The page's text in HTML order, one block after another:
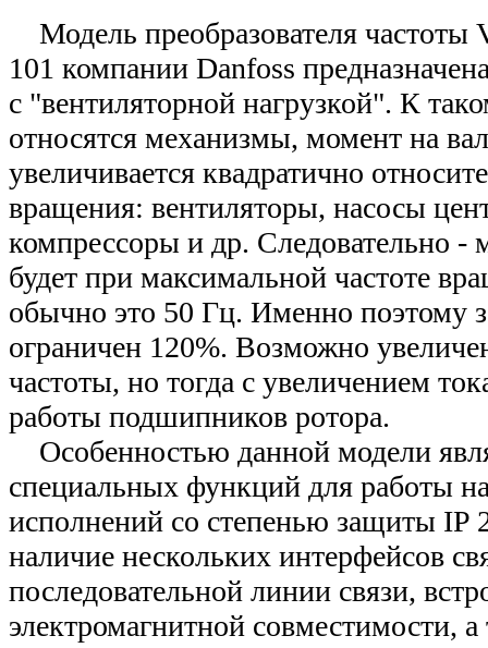
Модель преобразователя
101 компании Danfoss
с "вентиляторной нагрузкой". К
относятся механизмы, момент на
увеличивается квадратично
вращения: вентиляторы, насосы
компрессоры и др. Следовательно -
будет при максимальной частоте
обычно это 50 Гц. Именно поэтому
ограничен 120%. Возможно
частоты, но тогда с увеличением
работы подшипников ротора.
Особенностью данной модели
специальных функций для работы
исполнений со степенью защиты IP
наличие нескольких интерфейсов
последовательной линии связи,
электромагнитной совместимости, а